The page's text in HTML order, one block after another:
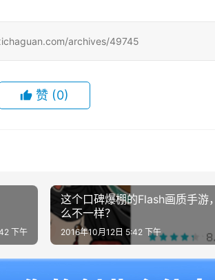
archives/49745
赞 (0)
下午
这个口碑爆棚的Flash画质手游
么不一样？
2016年10月12日 5:42 下午